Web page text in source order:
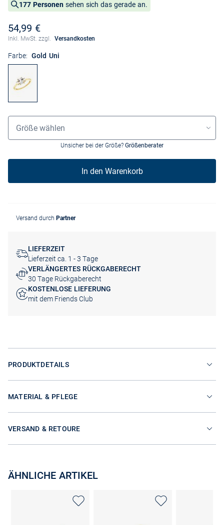
177 Personen sehen sich das gerade an.
54,99 €
Inkl. MwSt. zzgl. Versandkosten
Farbe: Gold Uni
Größenauswahl
Größe wählen
Unsicher bei der Größe? Größenberater
In den Warenkorb
Versand durch Partner
LIEFERZEIT
Lieferzeit ca. 1 - 3 Tage
VERLÄNGERTES RÜCKGABERECHT
30 Tage Rückgaberecht
KOSTENLOSE LIEFERUNG
mit dem Friends Club
PRODUKTDETAILS
MATERIAL & PFLEGE
VERSAND & RETOURE
ÄHNLICHE ARTIKEL